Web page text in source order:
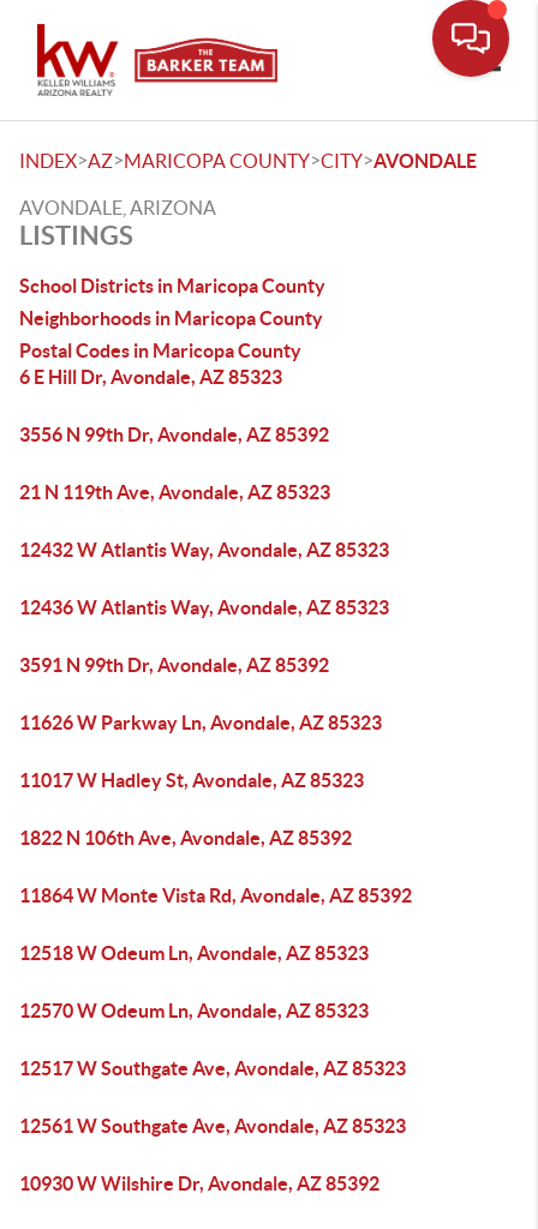
INDEX>AZ>MARICOPA COUNTY>CITY>AVONDALE
AVONDALE, ARIZONA
LISTINGS
School Districts in Maricopa County
Neighborhoods in Maricopa County
Postal Codes in Maricopa County
6 E Hill Dr, Avondale, AZ 85323
3556 N 99th Dr, Avondale, AZ 85392
21 N 119th Ave, Avondale, AZ 85323
12432 W Atlantis Way, Avondale, AZ 85323
12436 W Atlantis Way, Avondale, AZ 85323
3591 N 99th Dr, Avondale, AZ 85392
11626 W Parkway Ln, Avondale, AZ 85323
11017 W Hadley St, Avondale, AZ 85323
1822 N 106th Ave, Avondale, AZ 85392
11864 W Monte Vista Rd, Avondale, AZ 85392
12518 W Odeum Ln, Avondale, AZ 85323
12570 W Odeum Ln, Avondale, AZ 85323
12517 W Southgate Ave, Avondale, AZ 85323
12561 W Southgate Ave, Avondale, AZ 85323
10930 W Wilshire Dr, Avondale, AZ 85392